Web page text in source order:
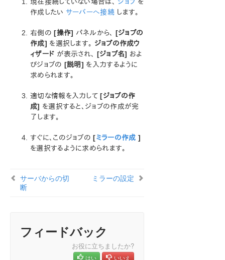
について
LifeKeeper for Windows インストレーションガイド
LifeKeeper for Windows テクニカルドキュメンテーショ
ン
LifeKeeperサービスログオンIDとパスワードの選択
構成
LifeKeeper for Windows の管理の概要
DataKeeper
はじめに
ユーザガイド
サーバへ接続
サーバからの切断
ジョブの作成
作成したい サーバーへ接続します。
右側の[操作] パネルから、 [ジョブの
作成] を選択します。 ジョブの作成ウ
ィザード が表示され、 [ジョブ名] およ
びジョブの [説明] を入力するように
求められます。
適切な情報を入力して[ジョブの作
成] を選択すると、ジョブの作成が完
了します。
すぐに、このジョブの[ミラーの作成 ]
を選択するように求められます。
サーバからの切
断
ミラーの設定
フィードバック
お役に立ちましたか?
はい いいえ